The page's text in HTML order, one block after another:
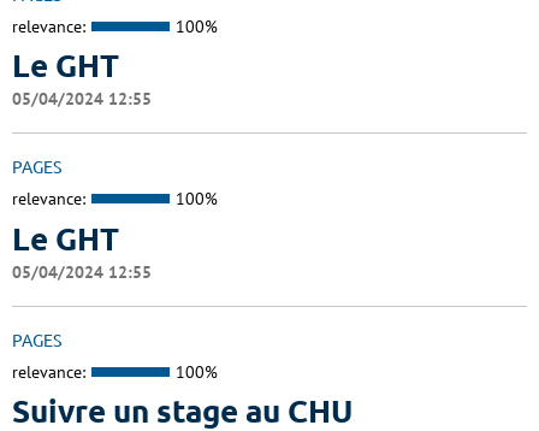
relevance: 100%
Le GHT
05/04/2024 12:55
PAGES
relevance: 100%
Le GHT
05/04/2024 12:55
PAGES
relevance: 100%
Suivre un stage au CHU